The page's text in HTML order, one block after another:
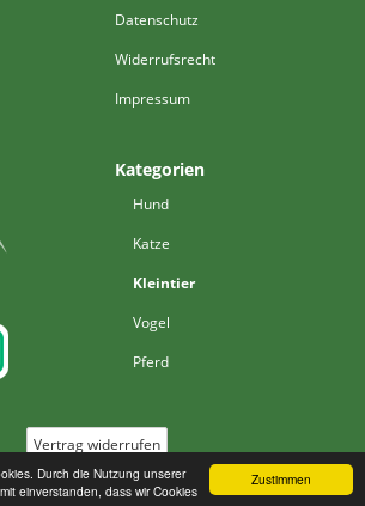
Zustimmen
Durch die Nutzung unserer
einverstanden, dass wir Cookies
Datenschutz
Widerrufsrecht
Impressum
Kategorien
Hund
Katze
Kleintier
Vogel
Pferd
Vertrag widerrufen